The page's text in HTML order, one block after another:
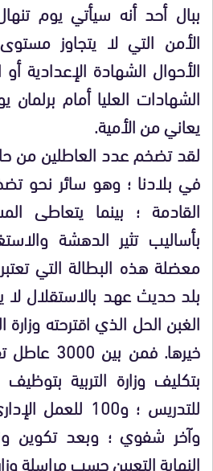
ببال أحد أنه سيأتي يوم
الأمن التي لا يتجاوز
الأحوال الشهادة الإعدادية
الشهادات العليا أمام
يعاني من الأمية.
لقد تضخم عدد العاطلين من
في بلادنا ؛ وهو سائر نحو
القادمة ؛ بينما يتعاطى
بأساليب تثير الدهشة
معضلة هذه البطالة التي
بلد حديث عهد بالاستقلال
الغبن الحل الذي اقترحته وزارة
خيرها. فمن
للتدريس ؛ و100
وآخر شفوي ؛ وبعد تكوين
النهاية التعيين حسب مراسلة